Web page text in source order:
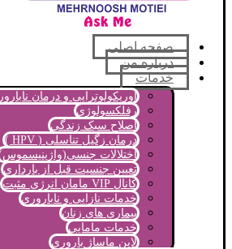
صفحه اصلی
درباره من
خدمات
اوریکولوتراپی و درمان
رفلکسولوژی
اصلاح سبک زندگی
درمان زگیل تناسلی ( HPV )
اختلالات
تعیین جنسیت قبل از بارداری
کانال VIP مامان انرژی مثبت
خدمات نازایی و ناباروری
بیماری های زنان
خدمات مامایی
لاین ماساژ باروری